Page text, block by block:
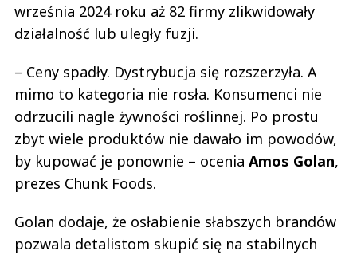
września 2024 roku aż 82 firmy zlikwidowały
działalność lub uległy fuzji.
– Ceny spadły. Dystrybucja się rozszerzyła. A
mimo to kategoria nie rosła. Konsumenci nie
odrzucili nagle żywności roślinnej. Po prostu
zbyt wiele produktów nie dawało im powodów,
by kupować je ponownie – ocenia Amos Golan,
prezes Chunk Foods.
Golan dodaje, że osłabienie słabszych brandów
pozwala detalistom skupić się na stabilnych